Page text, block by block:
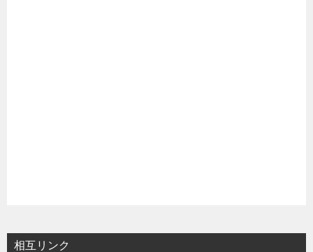
相互リンク